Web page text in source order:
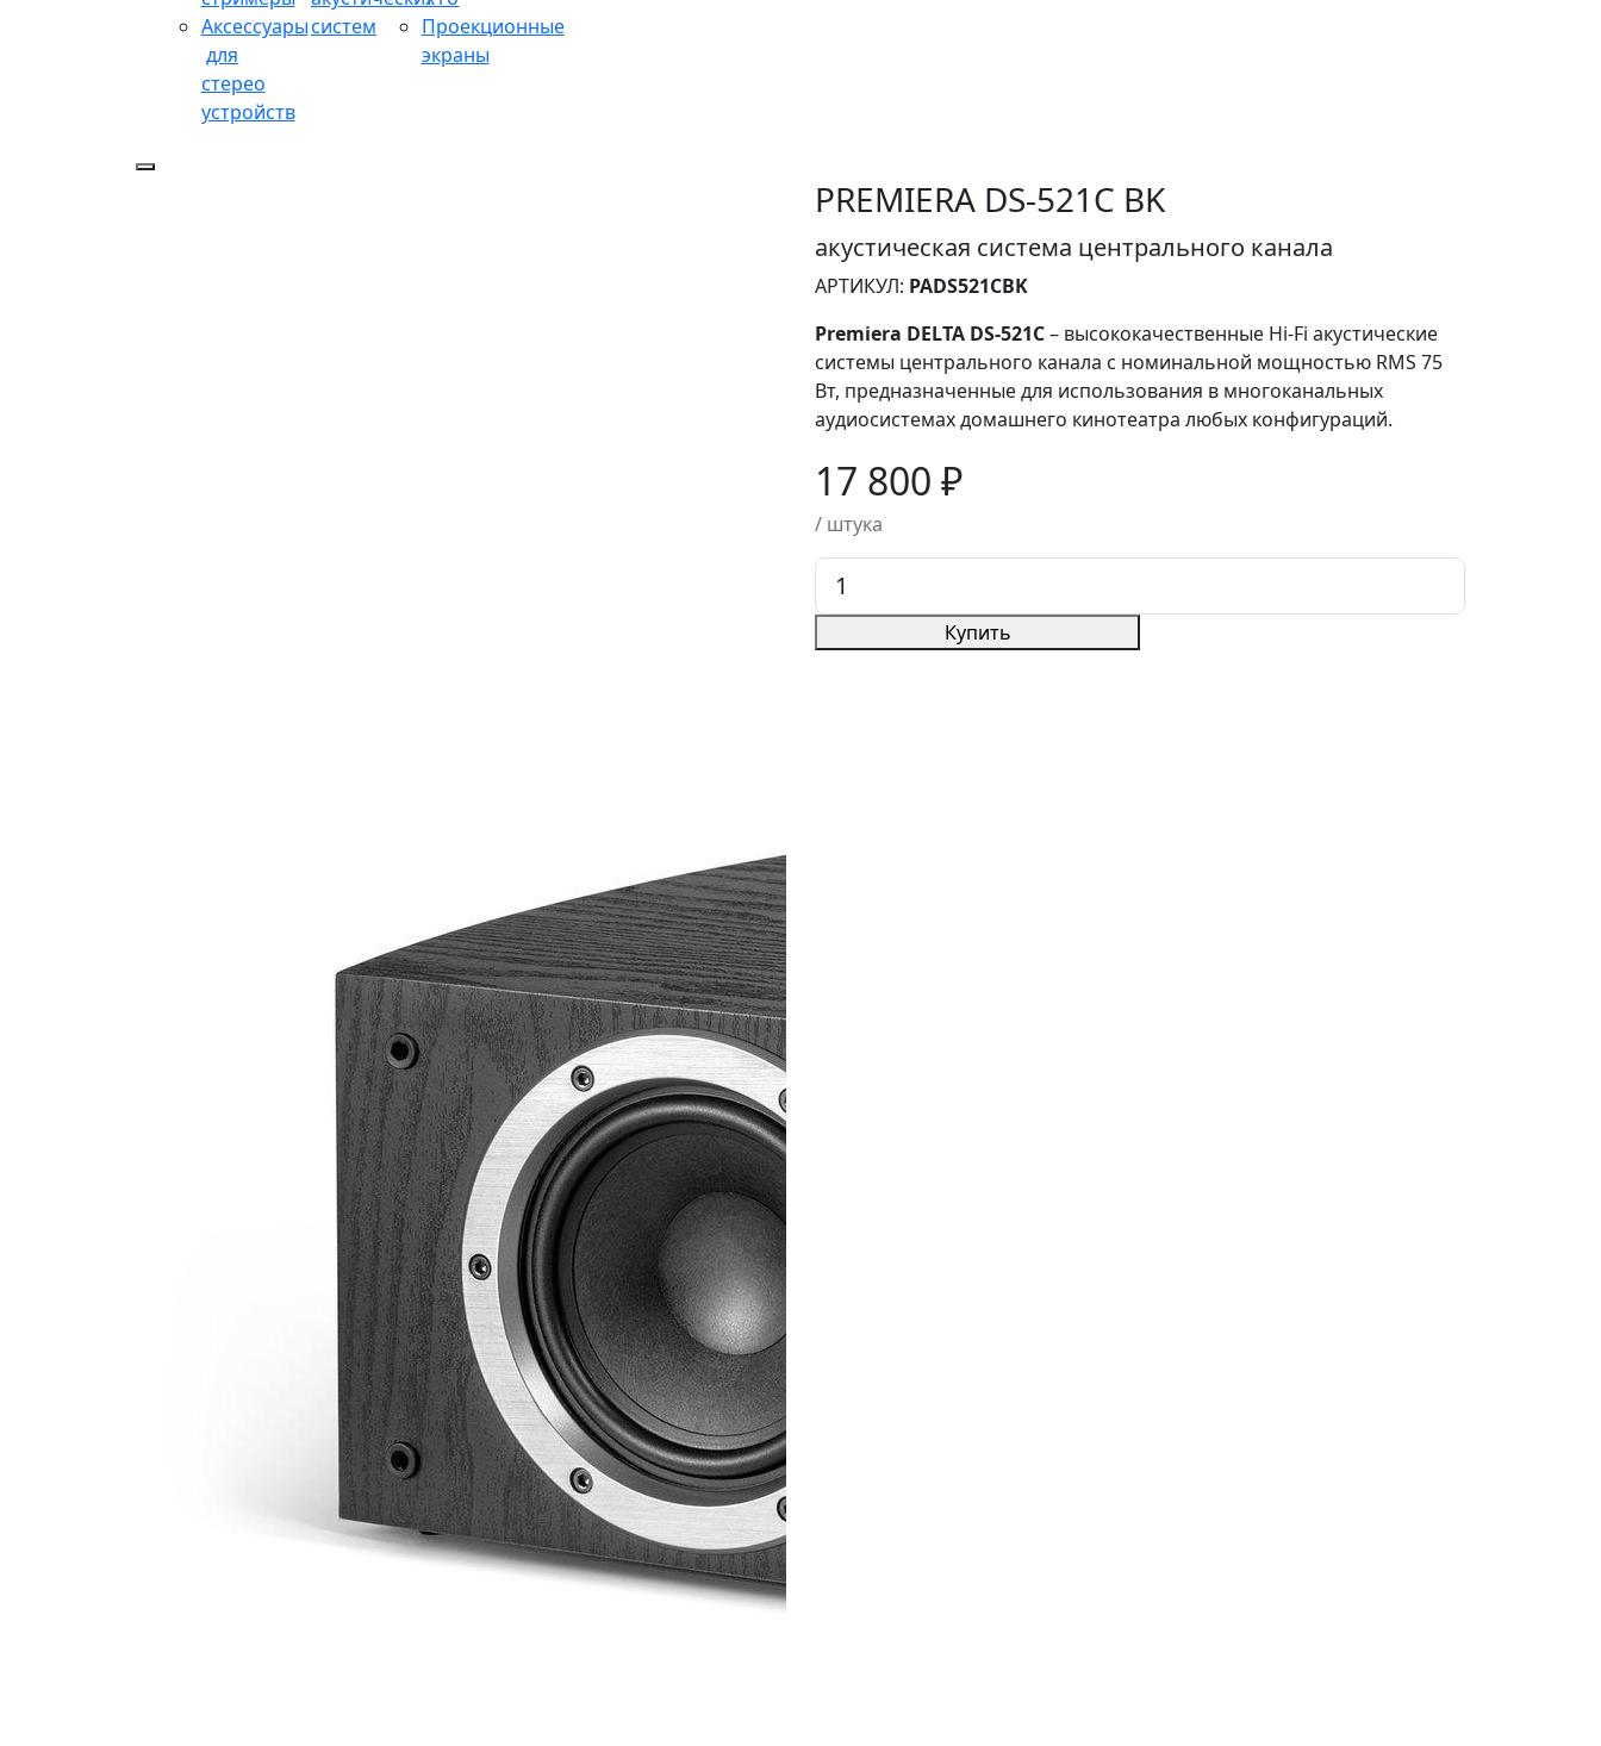
Аксессуары
для
стерео
устройств
систем
Проекционные
экраны
PREMIERA DS-521C BK
акустическая система центрального канала
АРТИКУЛ: PADS521CBK
Premiera DELTA DS-521С– высококачественные Hi-Fi акустические
системы центрального канала с номинальной мощностью RMS 75
Вт, предназначенные для использования в многоканальных
аудиосистемах домашнего кинотеатра любых конфигураций.
17 800 ₽
/ штука
Купить